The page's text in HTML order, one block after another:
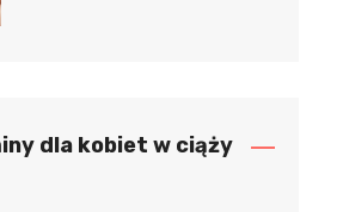
dla kobiet w ciąży